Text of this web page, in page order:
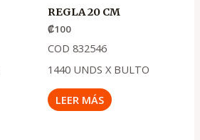
REGLA 20 CM
₡100
COD 832546
1440 UNDS X BULTO
LEER MÁS